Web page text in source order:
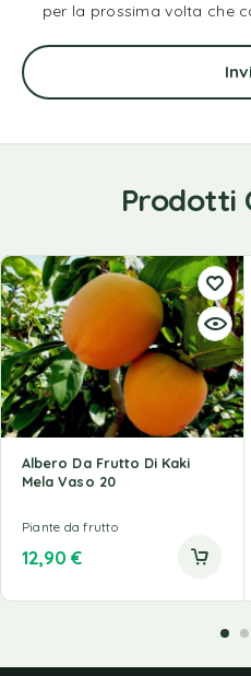
per la prossima volta che
Prodotti
Albero Da Frutto Di Kaki
Mela Vaso 20
Piante da frutto
12,90 €